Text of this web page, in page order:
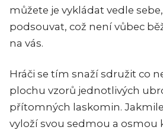
můžete je vykládat vedle
podsouvat, což není vůbec
na vás.
Hráči se tím snaží sdružit co
plochu vzorů jednotlivých
přítomných laskomin.
vyloží svou sedmou a osmou